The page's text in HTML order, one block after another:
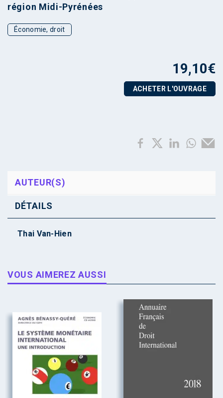
région Midi-Pyrénées
Économie, droit
19,10€
ACHETER L'OUVRAGE
AUTEUR(S)
DÉTAILS
Thai Van-Hien
VOUS AIMEREZ AUSSI